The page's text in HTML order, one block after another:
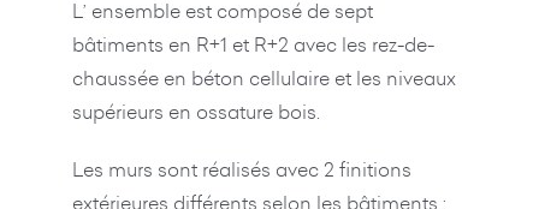
L’ ensemble est composé de sept
bâtiments en R+1 et R+2 avec les rez-de-
chaussée en béton cellulaire et les niveaux
supérieurs en ossature bois.
Les murs sont réalisés avec 2 finitions
extérieures différents selon les bâtiments :